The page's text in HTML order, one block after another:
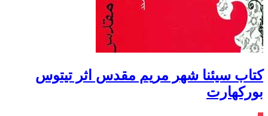
کتاب سیئنا شهر مریم مقدس اثر تيتوس
بوركهارت